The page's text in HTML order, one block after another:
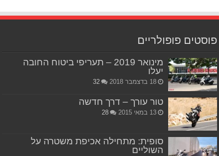
פוסטים פופולריים
מינואר 2019 – תעריפי ביטוח החובה
יעלו
18 בדצמבר 2018 32
טור עורך – דרך חדשה
13 במאי 2015 28
סופית: מתחילה אכיפת משטרה על
השוליים